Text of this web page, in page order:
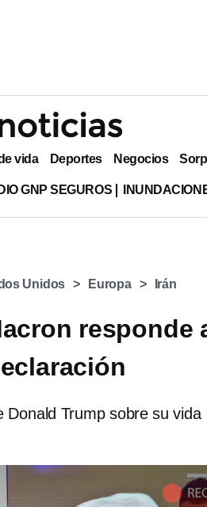
vida Deportes Negocios
GNP SEGUROS
Unidos Europa Irán
responde
Donald Trump sobre su vida